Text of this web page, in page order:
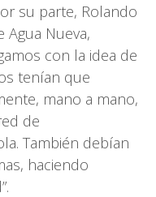
su parte, Rolando
Agua Nueva,
con la idea de
tenían que
mano a mano,
de
También debían
haciendo